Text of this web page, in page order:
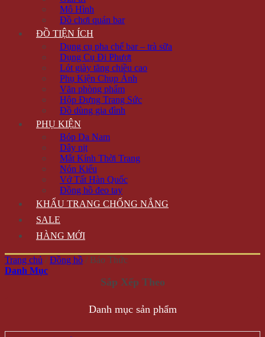
Mô Hình
Đồ chơi quán bar
ĐỒ TIỆN ÍCH
Dụng cụ pha chế bar – trà sữa
Dụng Cụ Đi Phượt
Lót giày tăng chiều cao
Phụ Kiện Chụp Ảnh
Văn phòng phẩm
Hộp Đựng Trang Sức
Đồ dùng gia đình
PHỤ KIỆN
Bóp Da Nam
Dây nịt
Mắt Kính Thời Trang
Nón Kiểu
Vớ Tất Hàn Quốc
Đồng hồ đeo tay
KHẨU TRANG CHỐNG NẮNG
SALE
HÀNG MỚI
Trang chủ / Đồng hồ / Báo Thức
Danh Mục
Danh mục sản phẩm